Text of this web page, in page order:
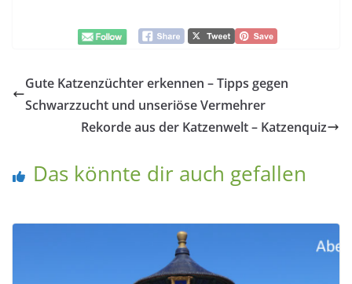
Gute Katzenzüchter erkennen – Tipps gegen
Schwarzzucht und unseriöse Vermehrer
Rekorde aus der Katzenwelt – Katzenquiz
Das könnte dir auch gefallen